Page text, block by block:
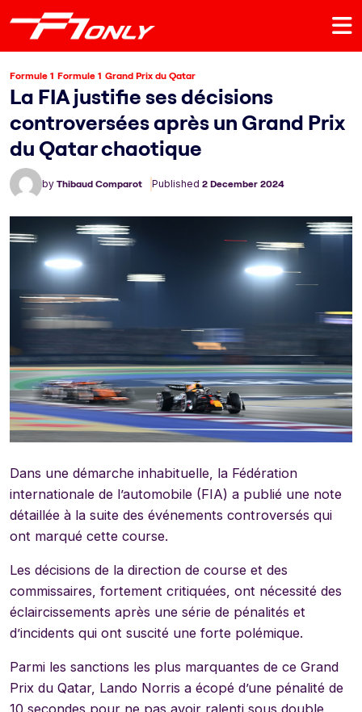
Formule 1 Formule 1 Grand Prix du Qatar
La FIA justifie ses décisions
controversées après un Grand Prix
du Qatar chaotique
by Thibaud Comparot Published 2 December 2024
Dans une démarche inhabituelle, la Fédération
internationale de l’automobile (FIA) a publié une note
détaillée à la suite des événements controversés qui
ont marqué cette course.
Les décisions de la direction de course et des
commissaires, fortement critiquées, ont nécessité des
éclaircissements après une série de pénalités et
d’incidents qui ont suscité une forte polémique.
Parmi les sanctions les plus marquantes de ce Grand
Prix du Qatar, Lando Norris a écopé d’une pénalité de